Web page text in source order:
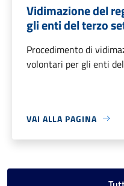
Vidimazione del
gli enti del terzo
Procedimento di
volontari per gli enti
VAI ALLA PAGINA